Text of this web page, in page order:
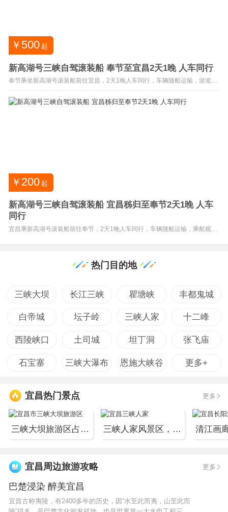
￥ 500 起
新高湖号三峡自驾滚装船 奉节至宜昌2天1晚 人车同行
奉节乘坐新高湖号滚装船前往宜昌，2天1晚人车同行，车辆随船运输，游览长
路。 ✅自驾车辆可直接开上游轮， 爱车随船航行 ，水陆联动畅游长江三峡 ✅
顺江而下途经 瞿塘峡、巫峡、西陵峡 ，行程包含 三峡大坝 景点游览 ✅套餐包
￥ 200 起
新高湖号三峡自驾滚装船 宜昌秭归至奉节2天1晚 人车
同行
宜昌乘新高湖号滚装船前往奉节，2天1晚人车同行，车辆随船运输，乘船观长
热门目的地
三峡大坝 长江三峡 瞿塘峡 丰都鬼城
白帝城 坛子岭 三峡人家 十二峰
西陵峡口 土司城 坦丁洞 张飞庙
石宝寨 三峡大瀑布 恩施大峡谷 更多+
宜昌热门景点 更多
三峡大坝旅游区占12.8平方公里，目前对游客开放的有... 三峡人家风景区，位于宜昌市以西约三十多公里处。...
宜昌周边旅游攻略 更多
巴楚浸染 醉美宜昌
宜昌古称夷陵，有2400多年的历史，因“水至此而夷，山至此而